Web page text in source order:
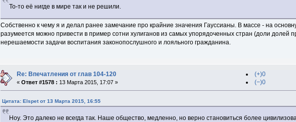
То-то её нигде в мире так и не решили.
Собственно к чему я и делал ранее замечание про крайние значения Гауссианы. В массе - на
разумеется можно привести в пример сотни хулиганов из самых упорядоченных стран (доли долей
нерешаемости задачи воспитания законопослушного и лояльного гражданина.
Re: Впечатления от глав 104-120
«Ответ #1578 : 13 Марта 2015, 17:07 »
(+)0
(−)0
Цитата: Elspet от 13 Марта 2015, 16:55
Ноу. Это далеко не всегда так. Наше общество, медленно, но верно становиться более